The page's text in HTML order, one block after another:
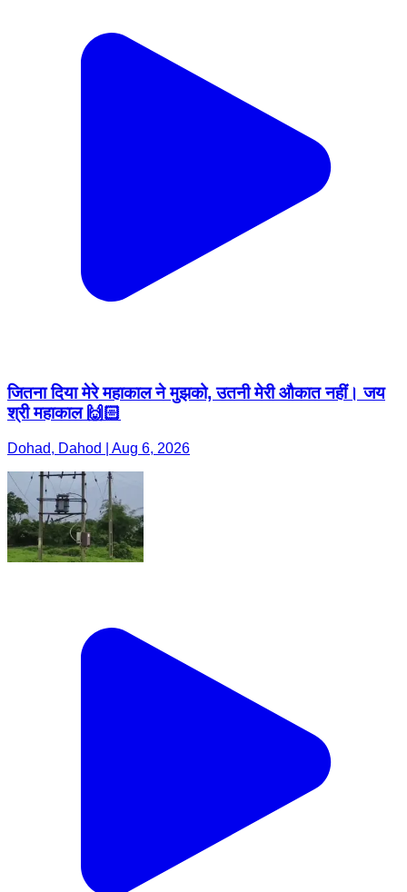
जितना दिया मेरे महाकाल ने मुझको, उतनी मेरी औकात नहीं। जय
श्री महाकाल 🙌🏻
Dohad, Dahod | Aug 6, 2026